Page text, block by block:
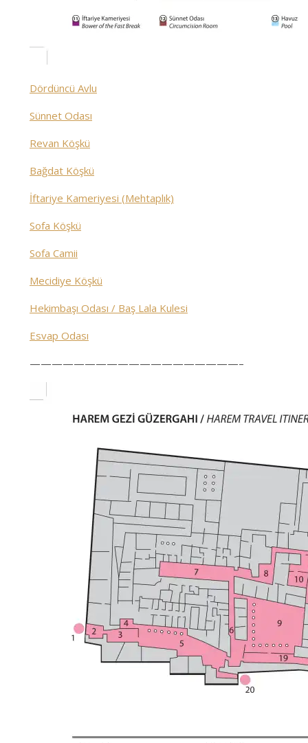
Dördüncü Avlu
Sünnet Odası
Revan Köşkü
Bağdat Köşkü
İftariye Kameriyesi (Mehtaplık)
Sofa Köşkü
Sofa Camii
Mecidiye Köşkü
Hekimbaşı Odası / Baş Lala Kulesi
Esvap Odası
———————————————————–